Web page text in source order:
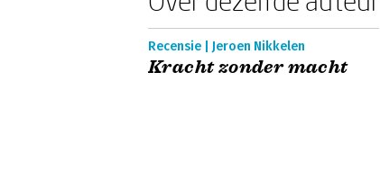
Recensie | Jeroen Nikkelen
Kracht zonder macht